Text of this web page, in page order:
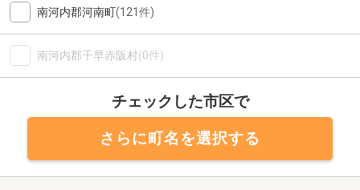
南河内郡河南町(121件)
南河内郡千早赤阪村(0件)
チェックした市区で
さらに町名を選択する